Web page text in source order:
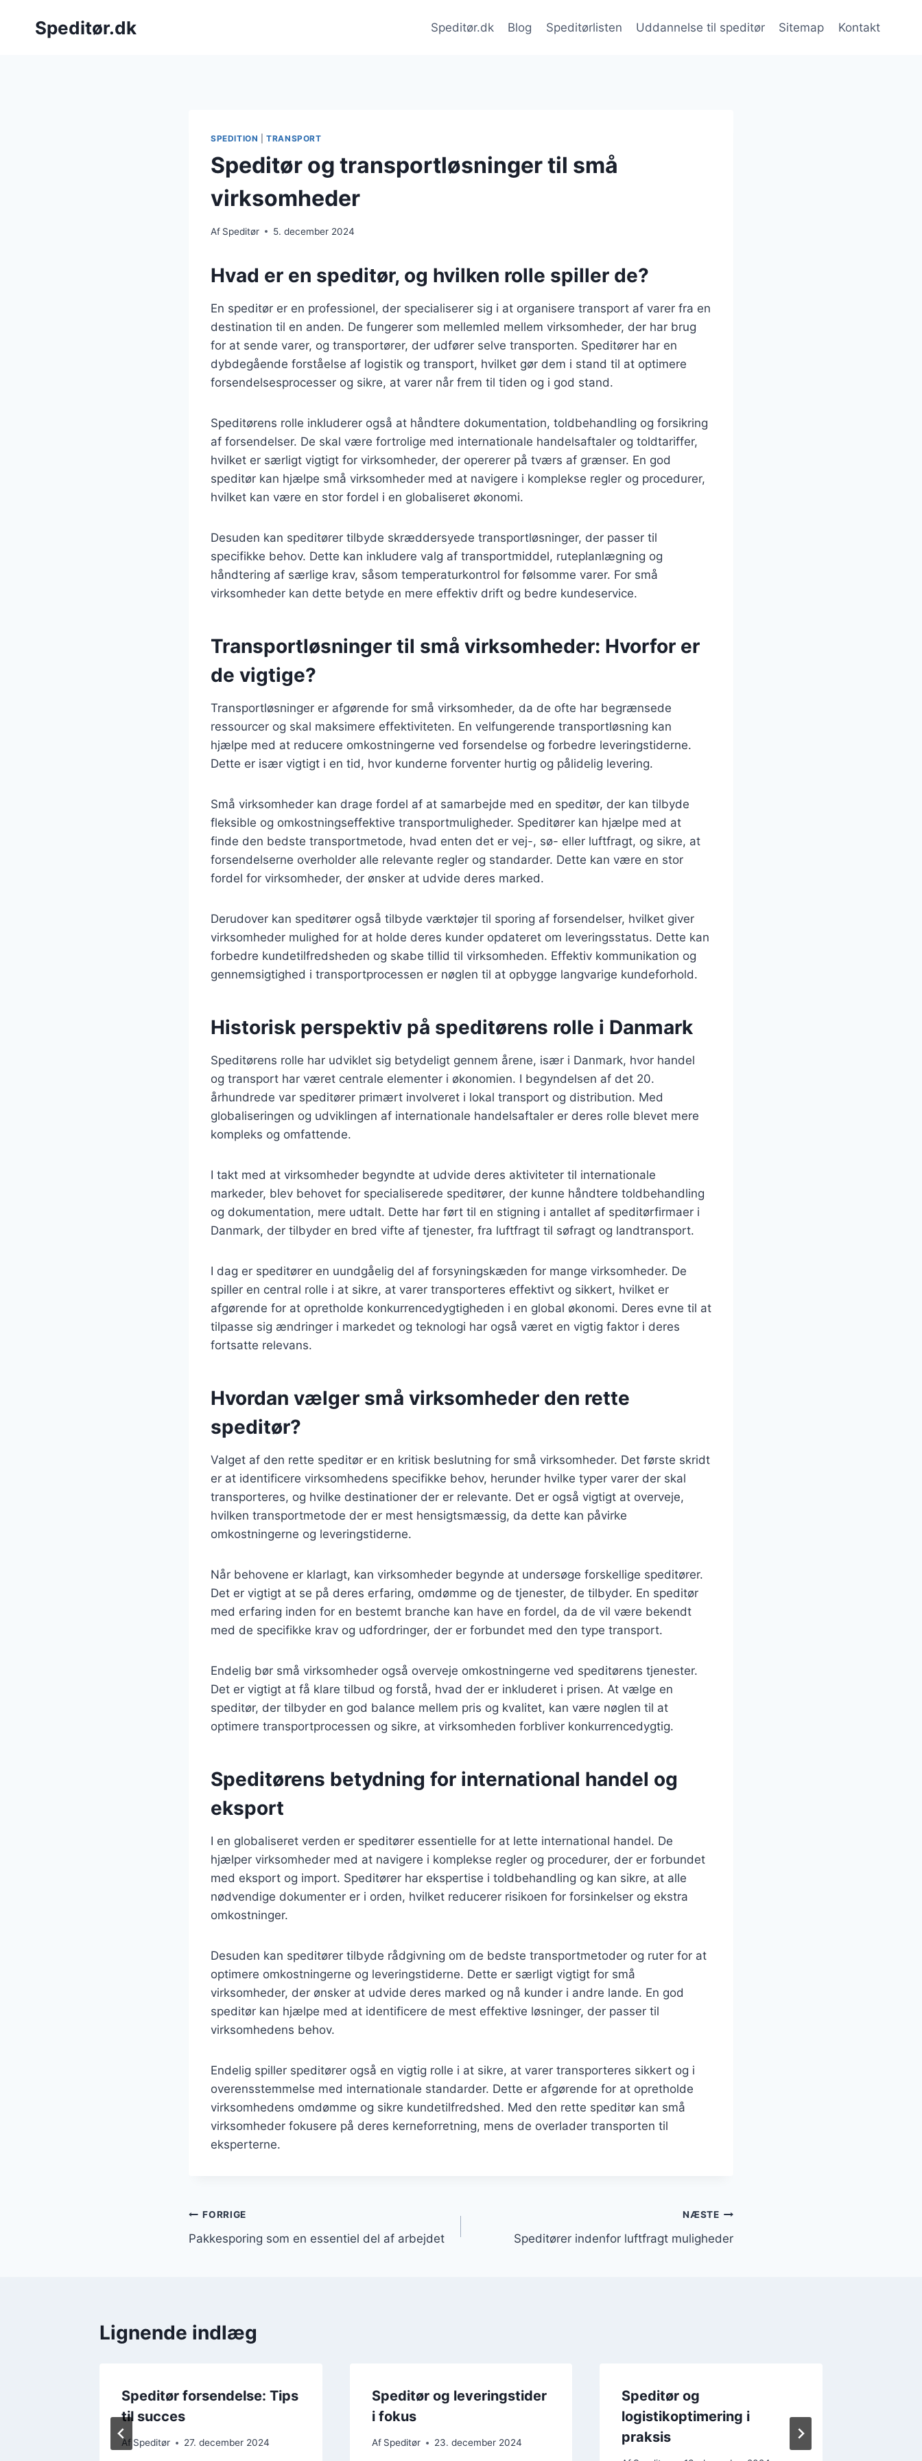
Speditør.dk Speditør.dk Blog Speditørlisten Uddannelse til speditør Sitemap Kontakt
SPEDITION |TRANSPORT
Speditør og transportløsninger til små
virksomheder
Af Speditør 5. december 2024
Hvad er en speditør, og hvilken rolle spiller de?
En speditør er en professionel, der specialiserer sig i at organisere transport af varer fra en
destination til en anden. De fungerer som mellemled mellem virksomheder, der har brug
for at sende varer, og transportører, der udfører selve transporten. Speditører har en
dybdegående forståelse af logistik og transport, hvilket gør dem i stand til at optimere
forsendelsesprocesser og sikre, at varer når frem til tiden og i god stand.
Speditørens rolle inkluderer også at håndtere dokumentation, toldbehandling og forsikring
af forsendelser. De skal være fortrolige med internationale handelsaftaler og toldtariffer,
hvilket er særligt vigtigt for virksomheder, der opererer på tværs af grænser. En god
speditør kan hjælpe små virksomheder med at navigere i komplekse regler og procedurer,
hvilket kan være en stor fordel i en globaliseret økonomi.
Desuden kan speditører tilbyde skræddersyede transportløsninger, der passer til
specifikke behov. Dette kan inkludere valg af transportmiddel, ruteplanlægning og
håndtering af særlige krav, såsom temperaturkontrol for følsomme varer. For små
virksomheder kan dette betyde en mere effektiv drift og bedre kundeservice.
Transportløsninger til små virksomheder: Hvorfor er
de vigtige?
Transportløsninger er afgørende for små virksomheder, da de ofte har begrænsede
ressourcer og skal maksimere effektiviteten. En velfungerende transportløsning kan
hjælpe med at reducere omkostningerne ved forsendelse og forbedre leveringstiderne.
Dette er især vigtigt i en tid, hvor kunderne forventer hurtig og pålidelig levering.
Små virksomheder kan drage fordel af at samarbejde med en speditør, der kan tilbyde
fleksible og omkostningseffektive transportmuligheder. Speditører kan hjælpe med at
finde den bedste transportmetode, hvad enten det er vej-, sø- eller luftfragt, og sikre, at
forsendelserne overholder alle relevante regler og standarder. Dette kan være en stor
fordel for virksomheder, der ønsker at udvide deres marked.
Derudover kan speditører også tilbyde værktøjer til sporing af forsendelser, hvilket giver
virksomheder mulighed for at holde deres kunder opdateret om leveringsstatus. Dette kan
forbedre kundetilfredsheden og skabe tillid til virksomheden. Effektiv kommunikation og
gennemsigtighed i transportprocessen er nøglen til at opbygge langvarige kundeforhold.
Historisk perspektiv på speditørens rolle i Danmark
Speditørens rolle har udviklet sig betydeligt gennem årene, især i Danmark, hvor handel
og transport har været centrale elementer i økonomien. I begyndelsen af det 20.
århundrede var speditører primært involveret i lokal transport og distribution. Med
globaliseringen og udviklingen af internationale handelsaftaler er deres rolle blevet mere
kompleks og omfattende.
I takt med at virksomheder begyndte at udvide deres aktiviteter til internationale
markeder, blev behovet for specialiserede speditører, der kunne håndtere toldbehandling
og dokumentation, mere udtalt. Dette har ført til en stigning i antallet af speditørfirmaer i
Danmark, der tilbyder en bred vifte af tjenester, fra luftfragt til søfragt og landtransport.
I dag er speditører en uundgåelig del af forsyningskæden for mange virksomheder. De
spiller en central rolle i at sikre, at varer transporteres effektivt og sikkert, hvilket er
afgørende for at opretholde konkurrencedygtigheden i en global økonomi. Deres evne til at
tilpasse sig ændringer i markedet og teknologi har også været en vigtig faktor i deres
fortsatte relevans.
Hvordan vælger små virksomheder den rette
speditør?
Valget af den rette speditør er en kritisk beslutning for små virksomheder. Det første skridt
er at identificere virksomhedens specifikke behov, herunder hvilke typer varer der skal
transporteres, og hvilke destinationer der er relevante. Det er også vigtigt at overveje,
hvilken transportmetode der er mest hensigtsmæssig, da dette kan påvirke
omkostningerne og leveringstiderne.
Når behovene er klarlagt, kan virksomheder begynde at undersøge forskellige speditører.
Det er vigtigt at se på deres erfaring, omdømme og de tjenester, de tilbyder. En speditør
med erfaring inden for en bestemt branche kan have en fordel, da de vil være bekendt
med de specifikke krav og udfordringer, der er forbundet med den type transport.
Endelig bør små virksomheder også overveje omkostningerne ved speditørens tjenester.
Det er vigtigt at få klare tilbud og forstå, hvad der er inkluderet i prisen. At vælge en
speditør, der tilbyder en god balance mellem pris og kvalitet, kan være nøglen til at
optimere transportprocessen og sikre, at virksomheden forbliver konkurrencedygtig.
Speditørens betydning for international handel og
eksport
I en globaliseret verden er speditører essentielle for at lette international handel. De
hjælper virksomheder med at navigere i komplekse regler og procedurer, der er forbundet
med eksport og import. Speditører har ekspertise i toldbehandling og kan sikre, at alle
nødvendige dokumenter er i orden, hvilket reducerer risikoen for forsinkelser og ekstra
omkostninger.
Desuden kan speditører tilbyde rådgivning om de bedste transportmetoder og ruter for at
optimere omkostningerne og leveringstiderne. Dette er særligt vigtigt for små
virksomheder, der ønsker at udvide deres marked og nå kunder i andre lande. En god
speditør kan hjælpe med at identificere de mest effektive løsninger, der passer til
virksomhedens behov.
Endelig spiller speditører også en vigtig rolle i at sikre, at varer transporteres sikkert og i
overensstemmelse med internationale standarder. Dette er afgørende for at opretholde
virksomhedens omdømme og sikre kundetilfredshed. Med den rette speditør kan små
virksomheder fokusere på deres kerneforretning, mens de overlader transporten til
eksperterne.
Indlægsnavigation
FORRIGE
Pakkesporing som en essentiel del af arbejdet
NÆSTE
Speditører indenfor luftfragt muligheder
Lignende indlæg
Speditør forsendelse: Tips
til succes
Af Speditør 27. december 2024
Speditør og leveringstider
i fokus
Af Speditør 23. december 2024
Speditør og
logistikoptimering i
praksis